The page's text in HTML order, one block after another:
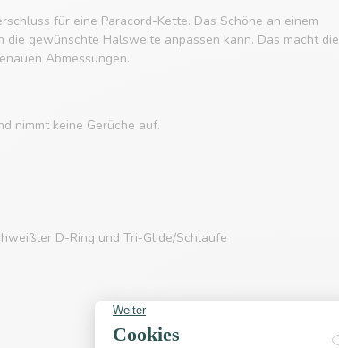
für eine Paracord-Kette. Das Schöne an einem
gewünschte Halsweite anpassen kann. Das macht die
Abmessungen.
nimmt keine Gerüche auf.
D-Ring und Tri-Glide/Schlaufe